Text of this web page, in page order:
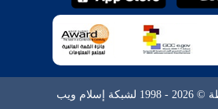
ويب